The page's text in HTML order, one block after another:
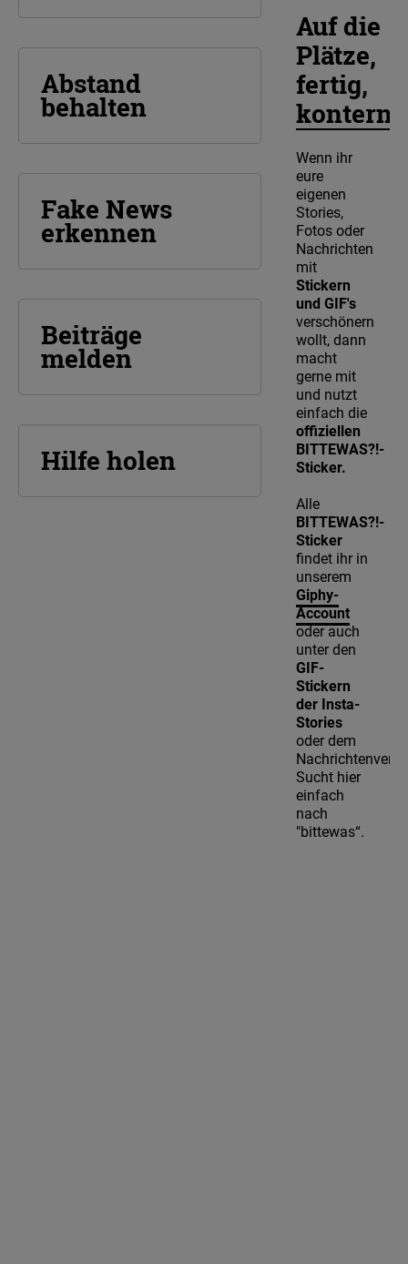
Abstand
behalten
Fake News
erkennen
Beiträge
melden
Hilfe holen
Auf die
Plätze,
fertig,
kontern!
Wenn ihr
eure
eigenen
Stories,
Fotos oder
Nachrichten
mit
Stickern
und GIF's
verschönern
wollt, dann
macht
gerne mit
und nutzt
einfach die
offiziellen
BITTEWAS?!-
Sticker.
Alle
BITTEWAS?!-
Sticker
findet ihr in
unserem
Giphy-
Account
oder auch
unter den
GIF-
Stickern
der Insta-
Stories
oder dem
Sucht hier
einfach
nach
"bittewas“.